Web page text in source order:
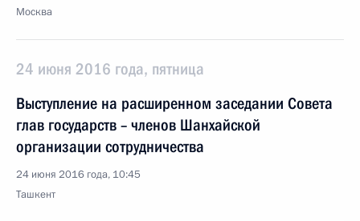
Москва
24 июня 2016 года, пятница
Выступление на расширенном заседании Совета
глав государств – членов Шанхайской
организации сотрудничества
24 июня 2016 года, 10:45
Ташкент